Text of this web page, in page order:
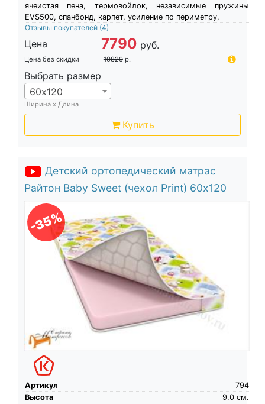
ячеистая пена, термовойлок, независимые пружины
EVS500, спанбонд, карпет, усиление по периметру,
Отзывы покупателей (4)
Цена 7790 руб.
Цена без скидки 10820 р.
Выбрать размер
60х120
Ширина х Длина
Купить
Детский ортопедический матрас
Райтон Baby Sweet (чехол Print) 60х120
-35%
Артикул
794
Высота
см.
9.0